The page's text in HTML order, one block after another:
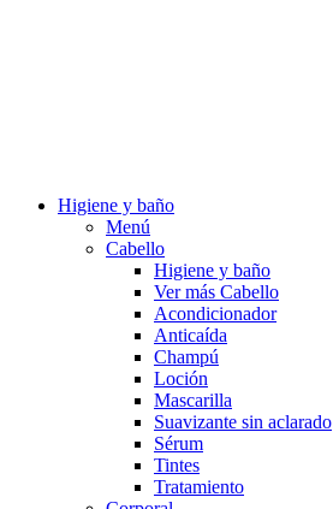
Higiene y baño
Menú
Cabello
Higiene y baño
Ver más Cabello
Acondicionador
Anticaída
Champú
Loción
Mascarilla
Suavizante sin aclarado
Sérum
Tintes
Tratamiento